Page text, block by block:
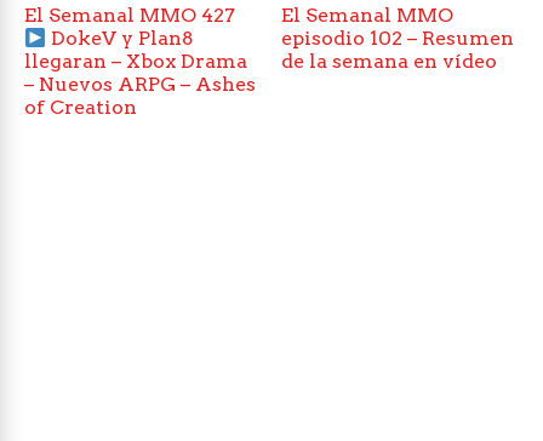
El Semanal MMO 427
DokeV y Plan8
llegaran – Xbox Drama
– Nuevos ARPG – Ashes
of Creation
El Semanal MMO
episodio 102 – Resumen
de la semana en vídeo